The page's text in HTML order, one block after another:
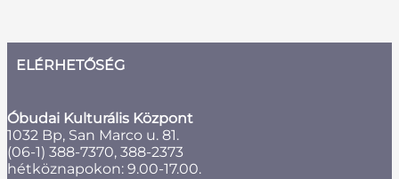
ELÉRHETŐSÉG
Óbudai Kulturális Központ
1032 Bp, San Marco u. 81.
(06-1) 388-7370, 388-2373
hétköznapokon: 9.00-17.00.